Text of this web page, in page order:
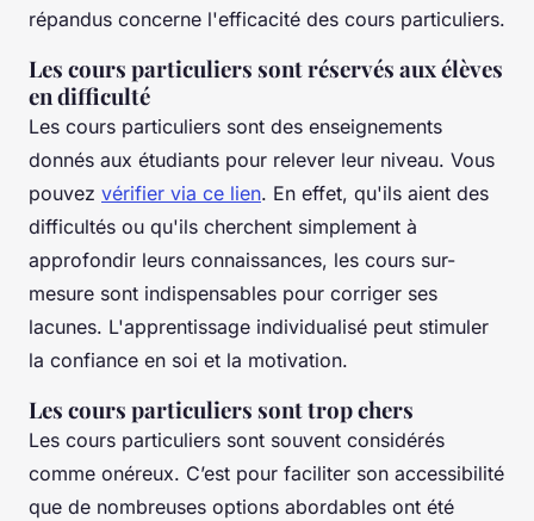
répandus concerne l'efficacité des cours particuliers.
Les cours particuliers sont réservés aux élèves
en difficulté
Les cours particuliers sont des enseignements
donnés aux étudiants pour relever leur niveau. Vous
pouvez vérifier via ce lien. En effet, qu'ils aient des
difficultés ou qu'ils cherchent simplement à
approfondir leurs connaissances, les cours sur-
mesure sont indispensables pour corriger ses
lacunes. L'apprentissage individualisé peut stimuler
la confiance en soi et la motivation.
Les cours particuliers sont trop chers
Les cours particuliers sont souvent considérés
comme onéreux. C’est pour faciliter son accessibilité
que de nombreuses options abordables ont été